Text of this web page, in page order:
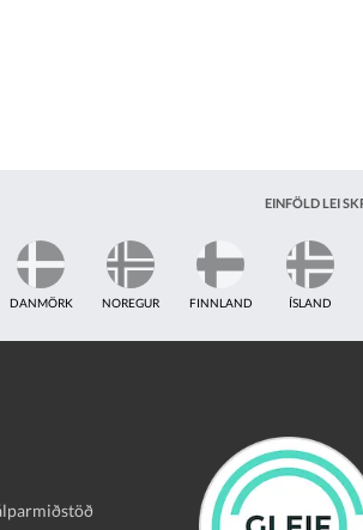
EINFÖLD LEI
DANMÖRK NOREGUR FINNLAND ÍSLAND